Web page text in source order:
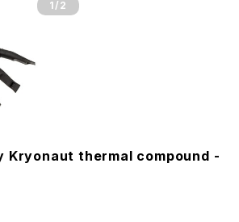
1 /2
Kryonaut thermal compound -